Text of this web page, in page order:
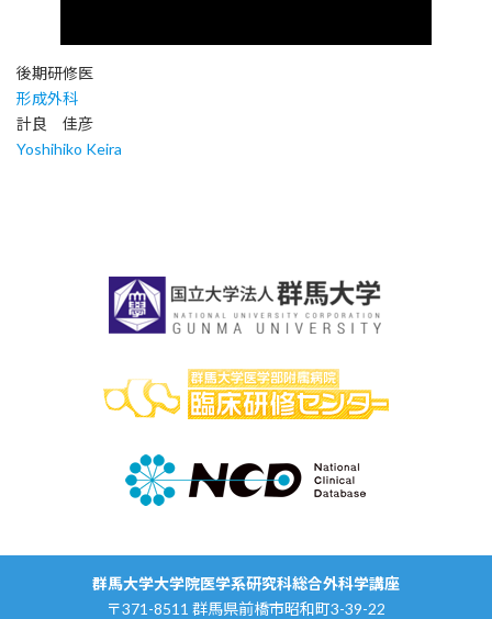
後期研修医
形成外科
計良 佳彦
Yoshihiko Keira
群馬大学大学院医学系研究科総合外科学講座
〒371-8511 群馬県前橋市昭和町3-39-22